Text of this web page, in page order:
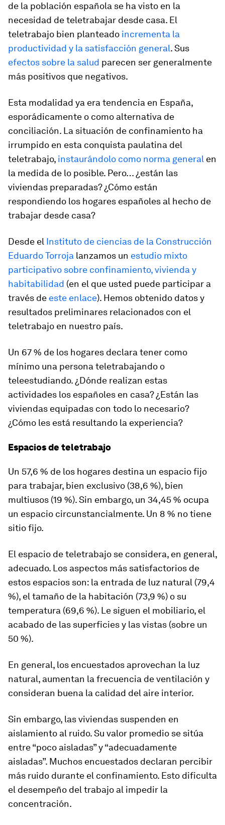
de la población española se ha visto en la
necesidad de teletrabajar desde casa. El
teletrabajo bien planteado incrementa la
productividad y la satisfacción general. Sus
efectos sobre la salud parecen ser generalmente
más positivos que negativos.
Esta modalidad ya era tendencia en España,
esporádicamente o como alternativa de
conciliación. La situación de confinamiento ha
irrumpido en esta conquista paulatina del
teletrabajo, instaurándolo como norma general en
la medida de lo posible. Pero… ¿están las
viviendas preparadas? ¿Cómo están
respondiendo los hogares españoles al hecho de
trabajar desde casa?
Desde el Instituto de ciencias de la Construcción
Eduardo Torroja lanzamos un estudio mixto
participativo sobre confinamiento, vivienda y
habitabilidad (en el que usted puede participar a
través de este enlace). Hemos obtenido datos y
resultados preliminares relacionados con el
teletrabajo en nuestro país.
Un 67 % de los hogares declara tener como
mínimo una persona teletrabajando o
teleestudiando. ¿Dónde realizan estas
actividades los españoles en casa? ¿Están las
viviendas equipadas con todo lo necesario?
¿Cómo les está resultando la experiencia?
Espacios de teletrabajo
Un 57,6 % de los hogares destina un espacio fijo
para trabajar, bien exclusivo (38,6 %), bien
multiusos (19 %). Sin embargo, un 34,45 % ocupa
un espacio circunstancialmente. Un 8 % no tiene
sitio fijo.
El espacio de teletrabajo se considera, en general,
adecuado. Los aspectos más satisfactorios de
estos espacios son: la entrada de luz natural (79,4
%), el tamaño de la habitación (73,9 %) o su
temperatura (69,6 %). Le siguen el mobiliario, el
acabado de las superficies y las vistas (sobre un
50 %).
En general, los encuestados aprovechan la luz
natural, aumentan la frecuencia de ventilación y
consideran buena la calidad del aire interior.
Sin embargo, las viviendas suspenden en
aislamiento al ruido. Su valor promedio se sitúa
entre “poco aisladas” y “adecuadamente
aisladas”. Muchos encuestados declaran percibir
más ruido durante el confinamiento. Esto dificulta
el desempeño del trabajo al impedir la
concentración.